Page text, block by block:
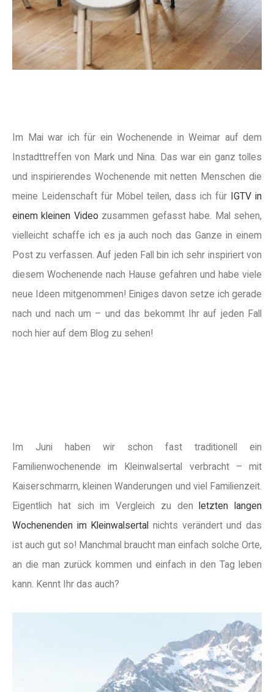
Im Mai war ich für ein Wochenende in Weimar auf dem
Instadttreffen von Mark und Nina. Das war ein ganz tolles
und inspirierendes Wochenende mit netten Menschen die
meine Leidenschaft für Möbel teilen, dass ich für IGTV in
einem kleinen Video zusammen gefasst habe. Mal sehen,
vielleicht schaffe ich es ja auch noch das Ganze in einem
Post zu verfassen. Auf jeden Fall bin ich sehr inspiriert von
diesem Wochenende nach Hause gefahren und habe viele
neue Ideen mitgenommen! Einiges davon setze ich gerade
nach und nach um – und das bekommt Ihr auf jeden Fall
noch hier auf dem Blog zu sehen!
Im Juni haben wir schon fast traditionell ein
Familienwochenende im Kleinwalsertal verbracht – mit
Kaiserschmarrn, kleinen Wanderungen und viel Familienzeit.
Eigentlich hat sich im Vergleich zu denletzten langen
Wochenenden im Kleinwalsertal nichts verändert und das
ist auch gut so! Manchmal braucht man einfach solche Orte,
an die man zurück kommen und einfach in den Tag leben
kann. Kennt Ihr das auch?